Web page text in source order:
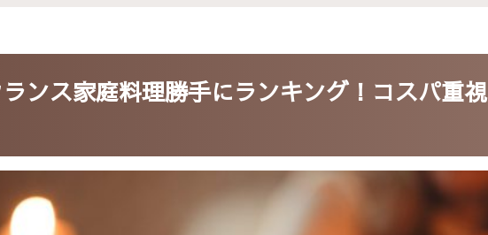
ンス家庭料理勝手にランキング！コスパ重視